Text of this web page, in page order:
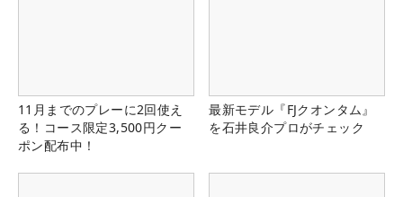
11月までのプレーに2回使え
る！コース限定3,500円クー
ポン配布中！
最新モデル『FJクオンタム』
を石井良介プロがチェック